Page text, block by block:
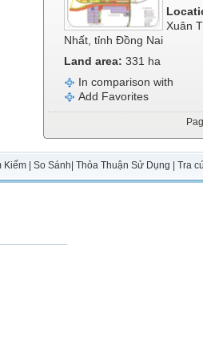
Xuân
Nhất, tỉnh Đồng Nai
Land area: 331 ha
In comparison with
Add Favorites
Kiếm So Sánh Thỏa Thuận Sử Dụng Tra